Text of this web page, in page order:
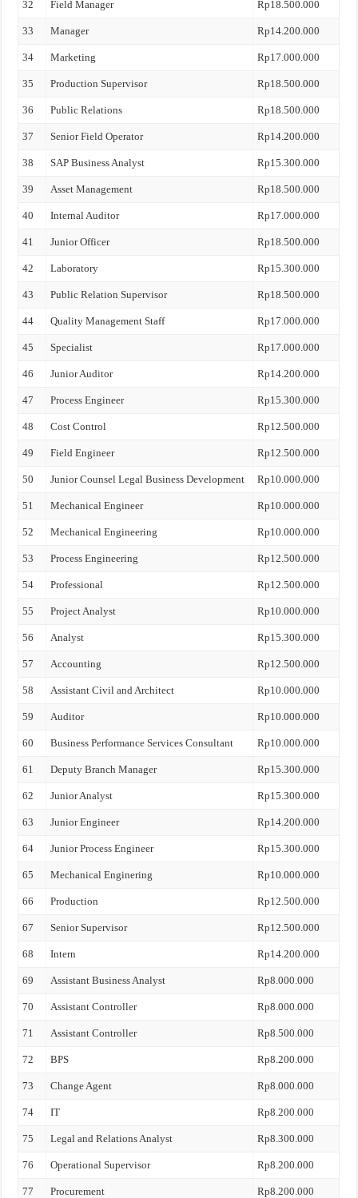
32 Field Manager Rp18.500.000
33 Manager Rp14.200.000
34 Marketing Rp17.000.000
35 Production Supervisor Rp18.500.000
36 Public Relations Rp18.500.000
37 Senior Field Operator Rp14.200.000
38 SAP Business Analyst Rp15.300.000
39 Asset Management Rp18.500.000
40 Internal Auditor Rp17.000.000
41 Junior Officer Rp18.500.000
42 Laboratory Rp15.300.000
43 Public Relation Supervisor Rp18.500.000
44 Quality Management Staff Rp17.000.000
45 Specialist Rp17.000.000
46 Junior Auditor Rp14.200.000
47 Process Engineer Rp15.300.000
48 Cost Control Rp12.500.000
49 Field Engineer Rp12.500.000
50 Junior Counsel Legal Business Development Rp10.000.000
51 Mechanical Engineer Rp10.000.000
52 Mechanical Engineering Rp10.000.000
53 Process Engineering Rp12.500.000
54 Professional Rp12.500.000
55 Project Analyst Rp10.000.000
56 Analyst Rp15.300.000
57 Accounting Rp12.500.000
58 Assistant Civil and Architect Rp10.000.000
59 Auditor Rp10.000.000
60 Business Performance Services Consultant Rp10.000.000
61 Deputy Branch Manager Rp15.300.000
62 Junior Analyst Rp15.300.000
63 Junior Engineer Rp14.200.000
64 Junior Process Engineer Rp15.300.000
65 Mechanical Enginering Rp10.000.000
66 Production Rp12.500.000
67 Senior Supervisor Rp12.500.000
68 Intern Rp14.200.000
69 Assistant Business Analyst Rp8.000.000
70 Assistant Controller Rp8.000.000
71 Assistant Controller Rp8.500.000
72 BPS Rp8.200.000
73 Change Agent Rp8.000.000
74 IT Rp8.200.000
75 Legal and Relations Analyst Rp8.300.000
76 Operational Supervisor Rp8.200.000
77 Procurement Rp8.200.000